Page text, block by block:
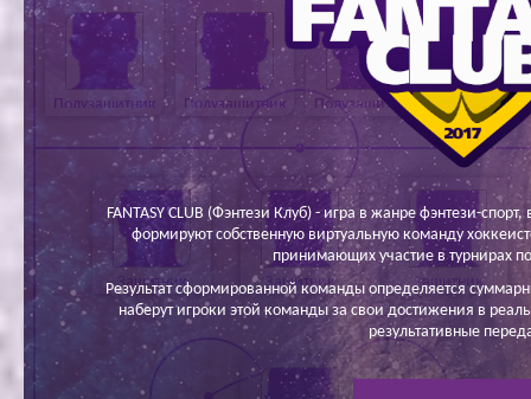
FANTASY CLUB (Фэнтези Клуб) - игра в жанре фэнтези-
формируют собственную виртуальную команду
принимающих участие в турнирах
Результат сформированной команды определяется
наберут игроки этой команды за свои достижения в
результативные
Защитник Защитник Защитник
Полузащитник Полузащитник Полузащитник